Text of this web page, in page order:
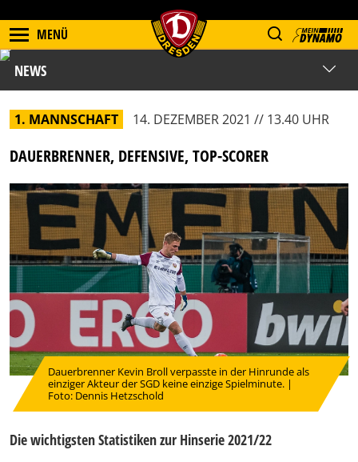
MENÜ
NEWS
1. MANNSCHAFT 14. DEZEMBER 2021 // 13.40 UHR
DAUERBRENNER, DEFENSIVE, TOP-SCORER
Dauerbrenner Kevin Broll verpasste in der Hinrunde als
einziger Akteur der SGD keine einzige Spielminute. |
Foto: Dennis Hetzschold
Die wichtigsten Statistiken zur Hinserie 2021/22